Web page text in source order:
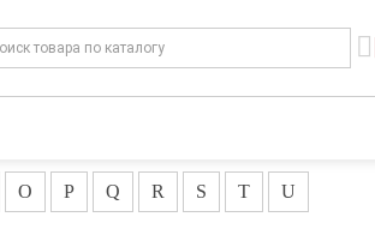
O P Q R S T U